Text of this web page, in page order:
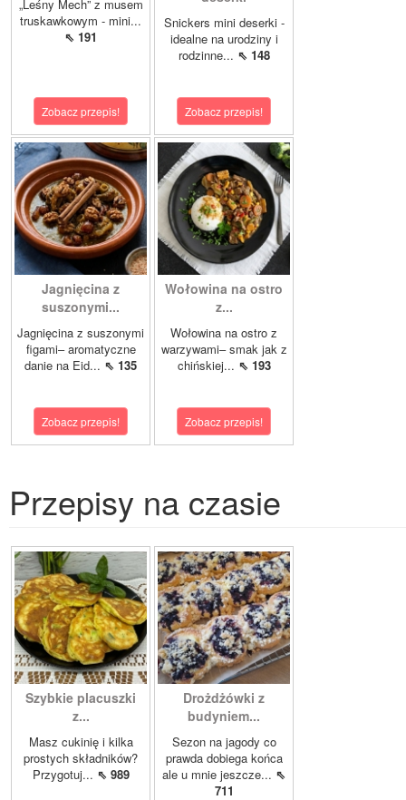
„Leśny Mech” z musem
truskawkowym - mini...
⇖ 191
Zobacz przepis!
Snickers mini deserki -
idealne na urodziny i
rodzinne... ⇖ 148
Zobacz przepis!
Jagnięcina z
suszonymi...
Jagnięcina z suszonymi
figami– aromatyczne
danie na Eid... ⇖ 135
Zobacz przepis!
Wołowina na ostro
z...
Wołowina na ostro z
warzywami– smak jak z
chińskiej... ⇖ 193
Zobacz przepis!
Przepisy na czasie
Szybkie placuszki
z...
Masz cukinię i kilka
prostych składników?
Przygotuj... ⇖ 989
Drożdżówki z
budyniem...
Sezon na jagody co
prawda dobiega końca
ale u mnie jeszcze... ⇖
711